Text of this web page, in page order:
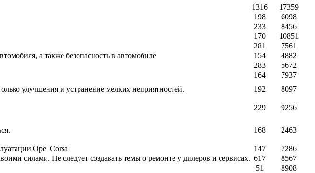
1316
17359
198
6098
233
8456
170
10851
281
7561
а также безопасность в автомобиле 154
4882
283
5672
164
7937
улучшения и устранение мелких неприятностей. 192
8097
229
9256
168 2463
Opel Corsa 147
7286
силами. Не следует создавать темы о ремонте у дилеров и сервисах. 617
8567
51
8908